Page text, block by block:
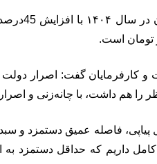
پیاپی، فاصله عمیق دستمزد